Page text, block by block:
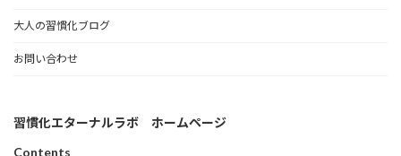
大人の習慣化ブログ
お問い合わせ
習慣化エターナルラボ ホームページ
Contents